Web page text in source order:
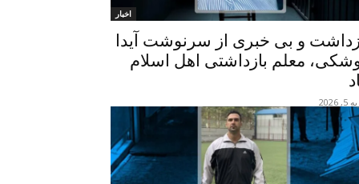
اخبار
و بی خبری از سرنوشت آیدا
معلم بازداشتی اهل اسلام
2026